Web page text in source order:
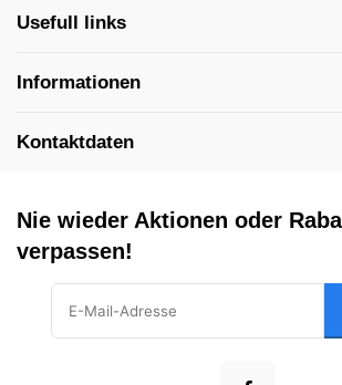
Usefull links
Informationen
Kontaktdaten
Nie wieder Aktionen oder
verpassen!